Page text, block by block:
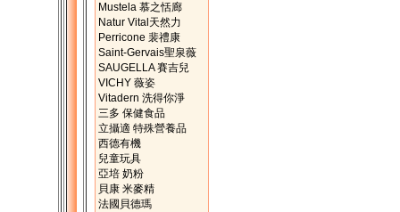
Mustela 慕之恬廊
Natur Vital天然力
Perricone 裴禮康
Saint-Gervais聖泉薇
SAUGELLA 賽吉兒
VICHY 薇姿
Vitadern 洗得你淨
三多 保健食品
立攝適 特殊營養品
西德有機
兒童玩具
亞培 奶粉
貝康 米麥精
法國貝德瑪